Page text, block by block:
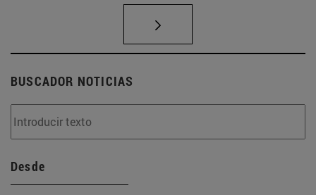
BUSCADOR NOTICIAS
Desde